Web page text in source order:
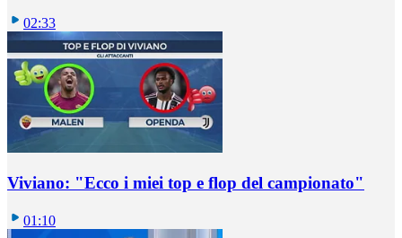
02:33
Viviano: "Ecco i miei top e flop del campionato"
01:10